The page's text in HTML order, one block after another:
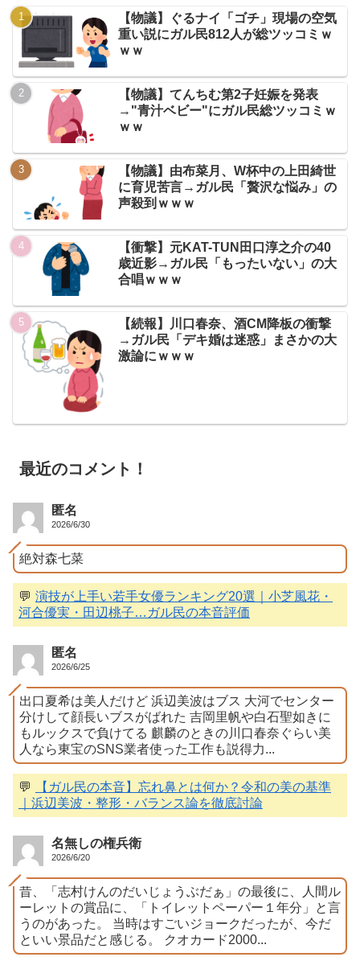
【物議】ぐるナイ「ゴチ」現場の空気
重い説にガル民812人が総ツッコミｗ
ｗｗ
【物議】てんちむ第2子妊娠を発表
→"青汁ベビー"にガル民総ツッコミｗ
ｗｗ
【物議】由布菜月、W杯中の上田綺世
に育児苦言→ガル民「贅沢な悩み」の
声殺到ｗｗｗ
【衝撃】元KAT-TUN田口淳之介の40
歳近影→ガル民「もったいない」の大
合唱ｗｗｗ
【続報】川口春奈、酒CM降板の衝撃
→ガル民「デキ婚は迷惑」まさかの大
激論にｗｗｗ
最近のコメント！
匿名
2026/6/30
絶対森七菜
💬 演技が上手い若手女優ランキング20選｜小芝風花・
河合優実・田辺桃子…ガル民の本音評価
匿名
2026/6/25
出口夏希は美人だけど 浜辺美波はブス 大河でセンター
分けして顔長いブスがばれた 吉岡里帆や白石聖如きに
もルックスで負けてる 麒麟のときの川口春奈ぐらい美
人なら東宝のSNS業者使った工作も説得力...
💬
【ガル民の本音】忘れ鼻とは何か？令和の美の基準
｜浜辺美波・整形・バランス論を徹底討論
名無しの権兵衛
2026/6/20
昔、「志村けんのだいじょうぶだぁ」の最後に、人間ル
ーレットの賞品に、「トイレットペーパー１年分」と言
うのがあった。 当時はすごいジョークだったが、今だ
といい景品だと感じる。 クオカード2000...